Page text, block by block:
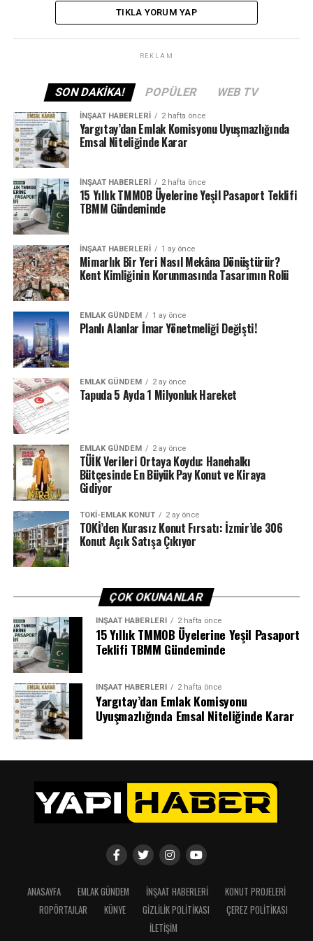
bölgeyi detaylı şekilde araştırmalarını, yatırım
yapacakları gayrimenkulün kira getirisi ve geri dönüş
süresini hesaplamalarını, finansal durumlarını ve
yatırım hedeflerini göz önünde bulundurarak riskleri
uzun vadeli bir perspektifle plan yapmanın yatırımın
getirisinden en iyi şekilde yararlanmak açısından önemli
olduğunu belirtti.
YATIRIMCI
SONRAKI
Kiralık evlerin sayısı azalmaya başladığı için seçenekler
de daralmakta!
ÖNCEKI
Haziran ayında ABD’de inşaat harcamaları yükseldi.
TIKLA YORUM YAP
REKLAM
SON DAKIKA! POPÜLER WEB TV
İNŞAAT HABERLERI 2 hafta önce
Yargıtay’dan Emlak Komisyonu Uyuşmazlığında
Emsal Niteliğinde Karar
İNŞAAT HABERLERI 2 hafta önce
15 Yıllık TMMOB Üyelerine Yeşil Pasaport Teklifi
TBMM Gündeminde
İNŞAAT HABERLERI 1 ay önce
Mimarlık Bir Yeri Nasıl Mekâna Dönüştürür?
Kent Kimliğinin Korunmasında Tasarımın Rolü
EMLAK GÜNDEM 1 ay önce
Planlı Alanlar İmar Yönetmeliği Değişti!
EMLAK GÜNDEM 2 ay önce
Tapuda 5 Ayda 1 Milyonluk Hareket
EMLAK GÜNDEM 2 ay önce
TÜİK Verileri Ortaya Koydu: Hanehalkı
Bütçesinde En Büyük Pay Konut ve Kiraya
Gidiyor
TOKI-EMLAK KONUT 2 ay önce
TOKİ’den Kurasız Konut Fırsatı: İzmir’de 306
Konut Açık Satışa Çıkıyor
ÇOK OKUNANLAR
İNŞAAT HABERLERI 2 hafta önce
15 Yıllık TMMOB Üyelerine Yeşil Pasaport
Teklifi TBMM Gündeminde
İNŞAAT HABERLERI 2 hafta önce
Yargıtay’dan Emlak Komisyonu
Uyuşmazlığında Emsal Niteliğinde Karar
ANASAYFA EMLAK GÜNDEM İNŞAAT HABERLERI
KONUT PROJELERI
ROPÖRTAJLAR
KÜNYE GIZLILIK POLITIKASI
ÇEREZ POLITIKASI
İLETIŞIM